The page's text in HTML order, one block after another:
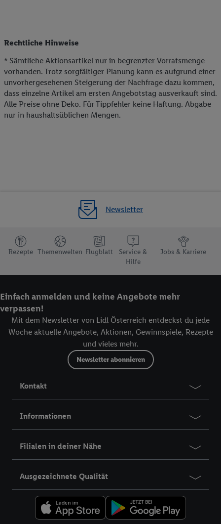
Rechtliche Hinweise
* Sämtliche Aktionsartikel nur in begrenzter Vorratsmenge
vorhanden. Trotz sorgfältiger Planung kann es aufgrund einer
unvorhergesehenen Steigerung der Nachfrage dazu kommen,
dass einzelne Artikel am ersten Angebotstag ausverkauft sind.
Alle Preise ohne Deko. Für Tippfehler keine Haftung. Abgabe
nur in haushaltsüblichen Mengen.
Newsletter
Rezepte Themenwelten Flugblatt
Service &
Hilfe
Jobs & Karriere
Einfach anmelden und keine Angebote mehr
verpassen!
Mit dem Newsletter von Lidl Österreich entdeckst du jede
Woche aktuelle Angebote, Aktionen, Gewinnspiele, Rezepte
und vieles mehr.
Newsletter abonnieren
Kontakt
Informationen
Filialen in deiner Nähe
Ausgezeichnete Qualität